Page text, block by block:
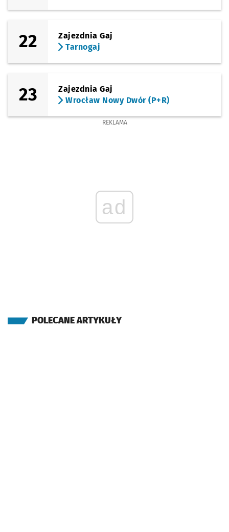
22
Zajezdnia Gaj
Tarnogaj
23
Zajezdnia Gaj
Wrocław Nowy Dwór (P+R)
REKLAMA
ad
POLECANE ARTYKUŁY